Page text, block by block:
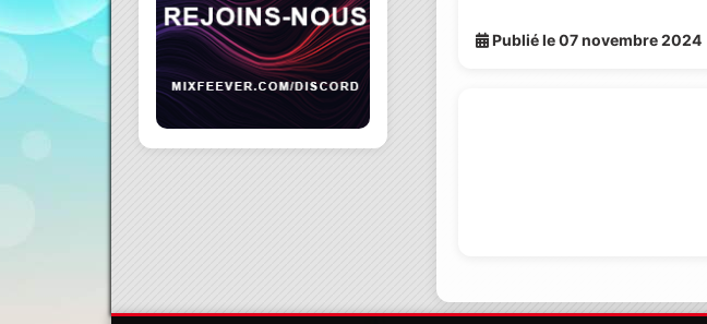
Publié le 07 novembre 2024